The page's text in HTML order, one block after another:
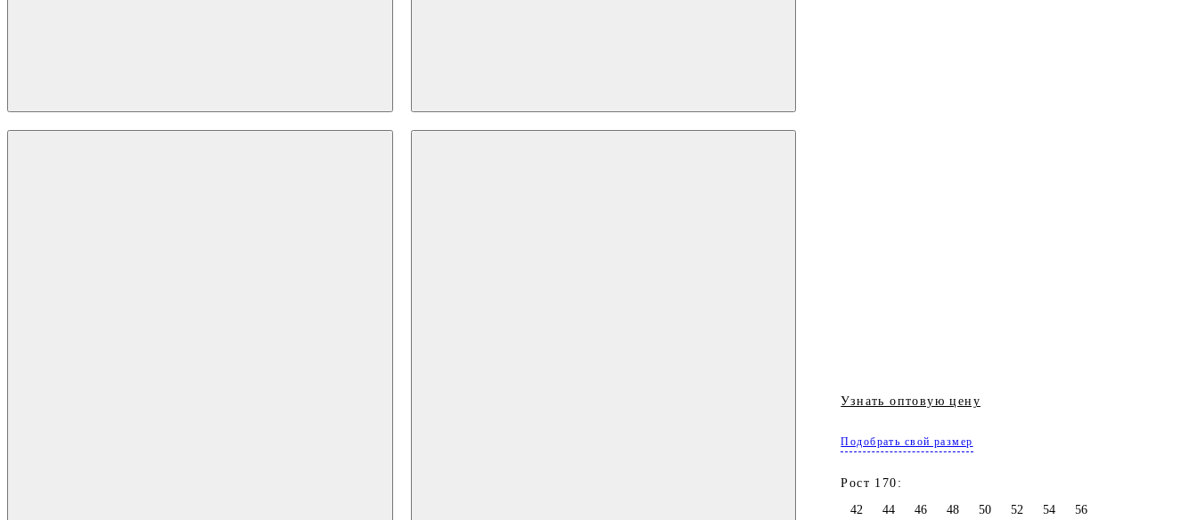
Узнать оптовую цену
Подобрать свой размер
Рост 170:
42
44 46 48 50 52 54 56